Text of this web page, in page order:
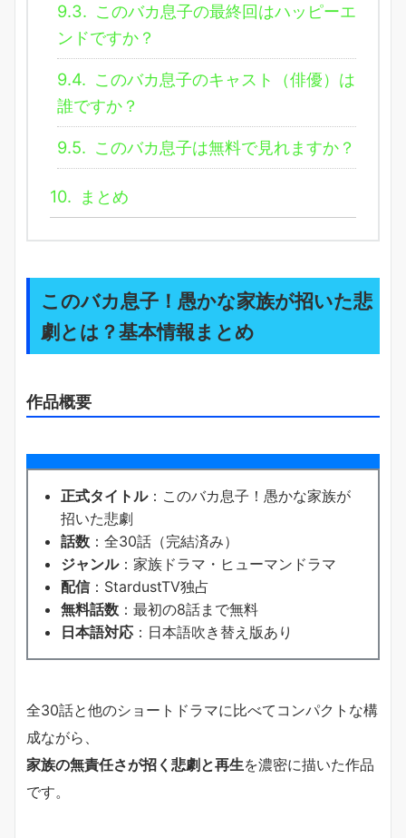
9.3. このバカ息子の最終回はハッピーエ
ンドですか？
9.4. このバカ息子のキャスト（俳優）は
誰ですか？
9.5. このバカ息子は無料で見れますか？
10. まとめ
このバカ息子！愚かな家族が招いた悲
劇とは？基本情報まとめ
作品概要
正式タイトル：このバカ息子！愚かな家族が
招いた悲劇
話数 ：全30話（完結済み）
ジャンル：家族ドラマ・ヒューマンドラマ
配信：StardustTV独占
無料話数 ：最初の8話まで無料
日本語対応 ：日本語吹き替え版あり
全30話と他のショートドラマに比べてコンパクトな構
成ながら、
家族の無責任さが招く悲劇と再生を濃密に描いた作品
です。